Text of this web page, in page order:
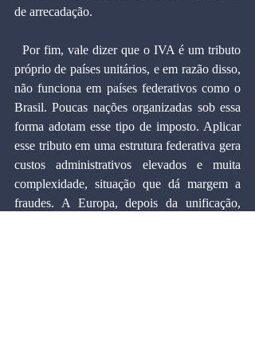
de arrecadação.
próprio de países unitários, e em razão disso,
não funciona em países federativos como o
Brasil. Poucas nações organizadas sob essa
forma adotam esse tipo de imposto. Aplicar
esse tributo em uma estrutura federativa gera
custos administrativos elevados e muita
complexidade, situação que dá margem a
fraudes. A Europa, depois da unificação,